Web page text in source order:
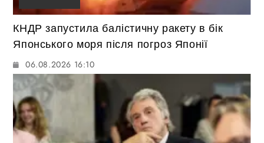
КНДР запустила балістичну ракету в бік
Японського моря після погроз Японії
06.08.2026 16:10